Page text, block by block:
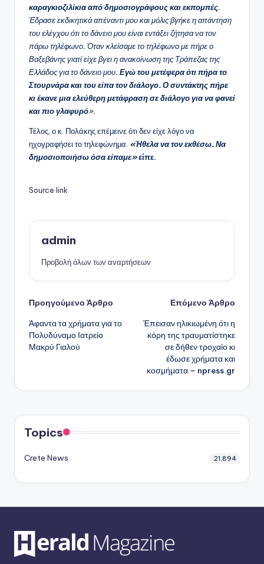
καραγκιοζιλίκια από δημοσιογράφους και εκπομπές.
Έδρασε εκδικητικά απέναντι μου και μόλις βγήκε η απάντηση
του ελέγχου ότι το δάνειο μου είναι εντάξει ζήτησα να τον
πάρω τηλέφωνο. Όταν κλείσαμε το τηλέφωνο με πήρε ο
Βαξεβάνης γιατί είχε βγει η ανακοίνωση της Τράπεζας της
Ελλάδος για το δάνειο μου. Εγώ του μετέφερα ότι πήρα το
Στουρνάρα και του είπα τον διάλογο. Ο συντάκτης πήρε
κι έκανε μια ελεύθερη μετάφραση σε διάλογο για να φανεί
και πιο γλαφυρό».
Τέλος, ο κ. Πολάκης επέμεινε ότι δεν είχε λόγο να
ηχογραφήσει το τηλεφώνημα. «Ήθελα να τον εκθέσω. Να
δημοσιοποιήσω όσα είπαμε»είπε.
Source link
admin
Προβολή όλων των αναρτήσεων
Πλοήγηση
δημοσιεύσεων
Προηγούμενο Άρθρο
Άφαντα τα χρήματα για το
Πολυδύναμο Ιατρείο
Μακρύ Γιαλού
Επόμενο Άρθρο
Έπεισαν ηλικιωμένη ότι η
κόρη της τραυματίστηκε
σε δήθεν τροχαίο κι
έδωσε χρήματα και
κοσμήματα – npress.gr
Topics
Crete News 21,894